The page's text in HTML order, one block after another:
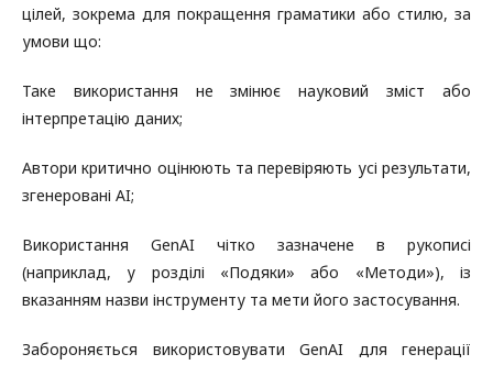
цілей, зокрема для покращення граматики або стилю, за
умови що:
Таке використання не змінює науковий зміст або
інтерпретацію даних;
Автори критично оцінюють та перевіряють усі результати,
згенеровані AI;
Використання GenAI чітко зазначене в рукописі
(наприклад, у розділі «Подяки» або «Методи»), із
вказанням назви інструменту та мети його застосування.
Забороняється використовувати GenAI для генерації